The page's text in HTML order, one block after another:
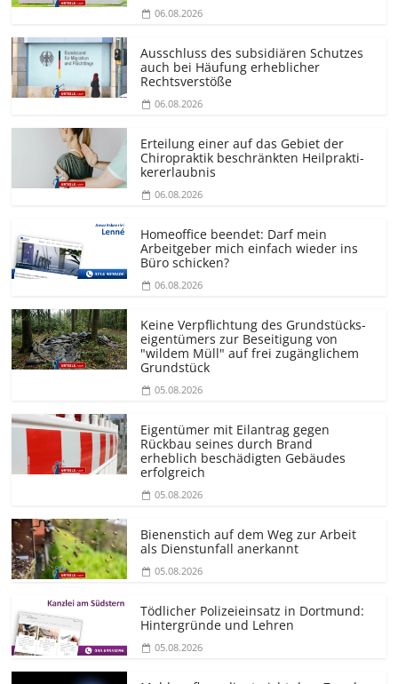
06.08.2026
Ausschluss des subsidiären Schutzes
auch bei Häufung erheblicher
Rechtsverstöße
06.08.2026
Erteilung einer auf das Gebiet der
Chiropraktik beschränkten Heilprakti­
kererlaubnis
06.08.2026
Homeoffice beendet: Darf mein
Arbeitgeber mich einfach wieder ins
Büro schicken?
06.08.2026
Keine Verpflichtung des Grundstücks­
eigentümers zur Beseitigung von
"wildem Müll" auf frei zugänglichem
Grundstück
05.08.2026
Eigentümer mit Eilantrag gegen
Rückbau seines durch Brand
erheblich beschädigten Gebäudes
erfolgreich
05.08.2026
Bienenstich auf dem Weg zur Arbeit
als Dienstunfall anerkannt
05.08.2026
Tödlicher Polizeieinsatz in Dortmund:
Hintergründe und Lehren
05.08.2026